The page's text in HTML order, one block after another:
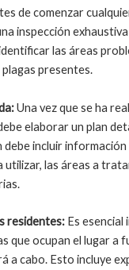
de comenzar
inspección exhaustiva
las áreas
presentes.
Una vez que se ha
elaborar un plan
debe incluir
las áreas a
residentes: Es esencial
que ocupan el lugar a
a cabo. Esto incluye